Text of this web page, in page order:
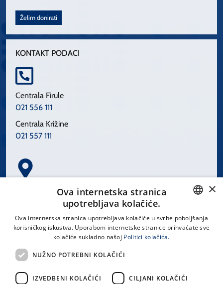
Želim donirati
KONTAKT PODACI
Centrala Firule
021 556 111
Centrala Križine
021 557 111
Spinčićeva 1, 21000 Split
LINKOVI
CROATIAN
×
Ova internetska stranica
upotrebljava kolačiće.
Ova internetska stranica upotrebljava kolačiće u svrhe poboljšanja
korisničkog iskustva. Uporabom internetske stranice prihvaćate sve
kolačiće sukladno našoj Politici kolačića.
NUŽNO POTREBNI KOLAČIĆI
IZVEDBENI KOLAČIĆI CILJANI KOLAČIĆI